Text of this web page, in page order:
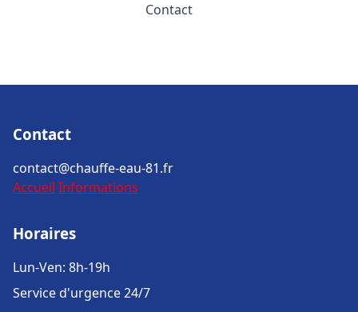
Contact
Contact
contact@chauffe-eau-81.fr
Accueil Informations
Horaires
Lun-Ven: 8h-19h
Service d'urgence 24/7